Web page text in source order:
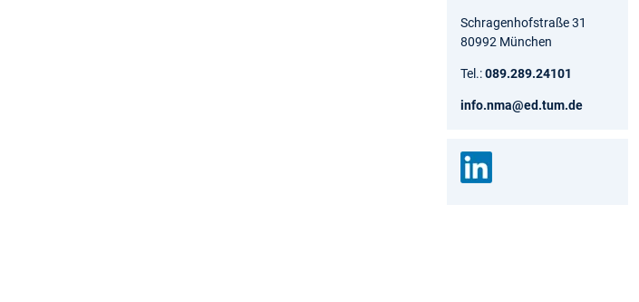
Schragenhofstraße 31
80992 München
Tel.:089.289.24101
info.nma@ed.tum.de